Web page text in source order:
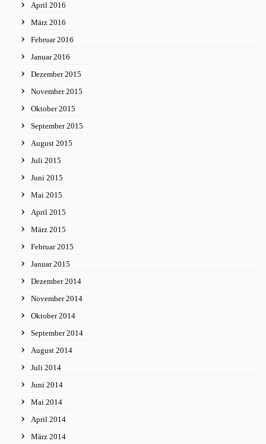
April 2016
März 2016
Februar 2016
Januar 2016
Dezember 2015
November 2015
Oktober 2015
September 2015
August 2015
Juli 2015
Juni 2015
Mai 2015
April 2015
März 2015
Februar 2015
Januar 2015
Dezember 2014
November 2014
Oktober 2014
September 2014
August 2014
Juli 2014
Juni 2014
Mai 2014
April 2014
März 2014